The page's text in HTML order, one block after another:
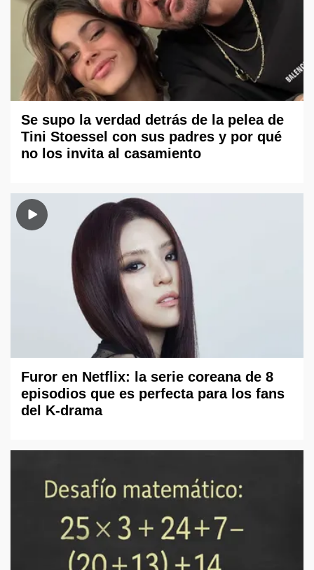
Se supo la verdad detrás de la pelea de
Tini Stoessel con sus padres y por qué
no los invita al casamiento
Furor en Netflix: la serie coreana de 8
episodios que es perfecta para los fans
del K-drama